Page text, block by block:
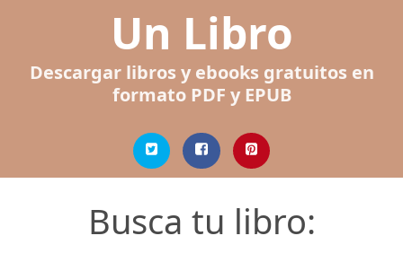
Un Libro
Descargar libros y ebooks gratuitos en
formato PDF y EPUB
Busca tu libro: